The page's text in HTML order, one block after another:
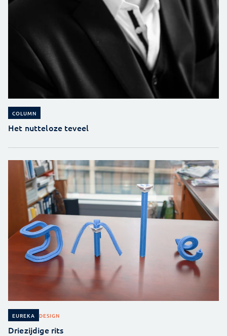
COLUMN
Het nutteloze teveel
EUREKA DESIGN
Driezijdige rits